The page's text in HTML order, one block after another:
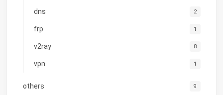
dns 2
frp 1
v2ray 8
vpn 1
others 9